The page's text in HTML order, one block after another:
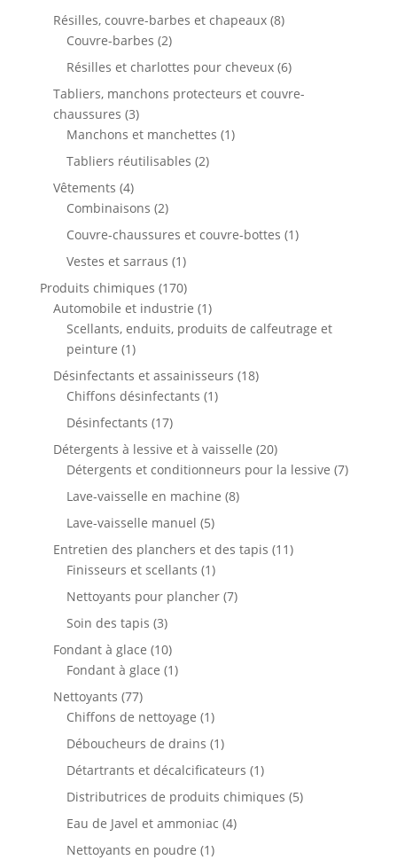
produit
Résilles, couvre-barbes et chapeaux 88
Couvre-barbes 22
produits
Résilles et charlottes pour cheveux 66
Tabliers, manchons protecteurs et couvre-
chaussures 33
produits
Manchons et manchettes 11
Tabliers réutilisables 22
Vêtements 44
produits
Combinaisons 22
produits
Couvre-chaussures et couvre-bottes 11
Vestes et sarraus 11
produit
Produits chimiques 170170
produits
Automobile et industrie 11
produit
Scellants, enduits, produits de calfeutrage et
peinture 11
produit
Désinfectants et assainisseurs 1818
Chiffons désinfectants 11
Désinfectants 1717
produits
Détergents à lessive et à vaisselle 2020
produits
Détergents et conditionneurs pour la lessive 77
Lave-vaisselle en machine 88
Lave-vaisselle manuel 55
produits
Entretien des planchers et des tapis 1111
Finisseurs et scellants 11
produit
Nettoyants pour plancher 77
Soin des tapis 33
produits
Fondant à glace 1010
produits
Fondant à glace 11
Nettoyants 7777
produits
Chiffons de nettoyage 11
produit
Déboucheurs de drains 11
produit
Détartrants et décalcificateurs 11
produit
Distributrices de produits chimiques 55
Eau de Javel et ammoniac 44
Nettoyants en poudre 11